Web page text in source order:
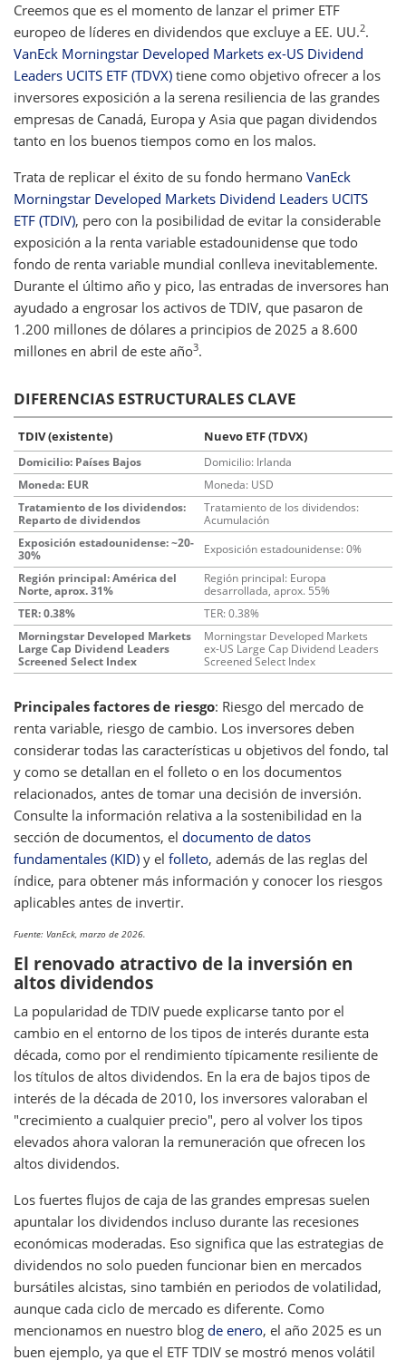
Creemos que es el momento de lanzar el primer ETF
europeo de líderes en dividendos que excluye a EE. UU.2.
VanEck Morningstar Developed Markets ex-US Dividend
Leaders UCITS ETF (TDVX) tiene como objetivo ofrecer a los
inversores exposición a la serena resiliencia de las grandes
empresas de Canadá, Europa y Asia que pagan dividendos
tanto en los buenos tiempos como en los malos.
Trata de replicar el éxito de su fondo hermano VanEck
Morningstar Developed Markets Dividend Leaders UCITS
ETF (TDIV), pero con la posibilidad de evitar la considerable
exposición a la renta variable estadounidense que todo
fondo de renta variable mundial conlleva inevitablemente.
Durante el último año y pico, las entradas de inversores han
ayudado a engrosar los activos de TDIV, que pasaron de
1.200 millones de dólares a principios de 2025 a 8.600
millones en abril de este año3.
DIFERENCIAS ESTRUCTURALES CLAVE
TDIV (existente) Nuevo ETF (TDVX)
Domicilio: Países Bajos
Domicilio: Irlanda
Moneda: EUR
Moneda: USD
Tratamiento de los dividendos:
Reparto de dividendos
Tratamiento de los dividendos:
Acumulación
Exposición estadounidense: ~20-
30%
Exposición estadounidense: 0%
Región principal: América del
Norte, aprox. 31%
Región principal: Europa
desarrollada, aprox. 55%
TER: 0.38%
TER: 0.38%
Morningstar Developed Markets
Large Cap Dividend Leaders
Screened Select Index
Morningstar Developed Markets
ex-US Large Cap Dividend Leaders
Screened Select Index
Principales factores de riesgo: Riesgo del mercado de
renta variable, riesgo de cambio. Los inversores deben
considerar todas las características u objetivos del fondo, tal
y como se detallan en el folleto o en los documentos
relacionados, antes de tomar una decisión de inversión.
Consulte la información relativa a la sostenibilidad en la
sección de documentos, el documento de datos
fundamentales (KID) y el folleto, además de las reglas del
índice, para obtener más información y conocer los riesgos
aplicables antes de invertir.
Fuente: VanEck, marzo de 2026.
El renovado atractivo de la inversión en
altos dividendos
La popularidad de TDIV puede explicarse tanto por el
cambio en el entorno de los tipos de interés durante esta
década, como por el rendimiento típicamente resiliente de
los títulos de altos dividendos. En la era de bajos tipos de
interés de la década de 2010, los inversores valoraban el
"crecimiento a cualquier precio", pero al volver los tipos
elevados ahora valoran la remuneración que ofrecen los
altos dividendos.
Los fuertes flujos de caja de las grandes empresas suelen
apuntalar los dividendos incluso durante las recesiones
económicas moderadas. Eso significa que las estrategias de
dividendos no solo pueden funcionar bien en mercados
bursátiles alcistas, sino también en periodos de volatilidad,
aunque cada ciclo de mercado es diferente. Como
mencionamos en nuestro blog de enero, el año 2025 es un
buen ejemplo, ya que el ETF TDIV se mostró menos volátil